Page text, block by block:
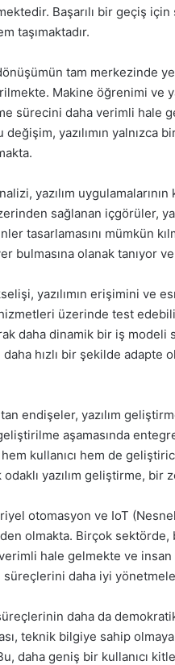
Başarılı bir geçiş
taşımaktadır.
tam merkezinde
Makine öğrenimi ve
sürecini daha verimli hale
değişim, yazılımın
yazılım
sağlanan içgörüler,
tasarlamasını mümkün
bulmasına olanak tanıyor
yazılımın erişimini ve
üzerinde test
daha dinamik bir iş modeli
daha hızlı bir şekilde
endişeler, yazılım
geliştirilme aşamasında
kullanıcı hem de
yazılım geliştirme, bir
otomasyon ve IoT
olmakta. Birçok
hale gelmekte ve
daha iyi
daha da
teknik bilgiye sahip
daha geniş bir kullanıcı